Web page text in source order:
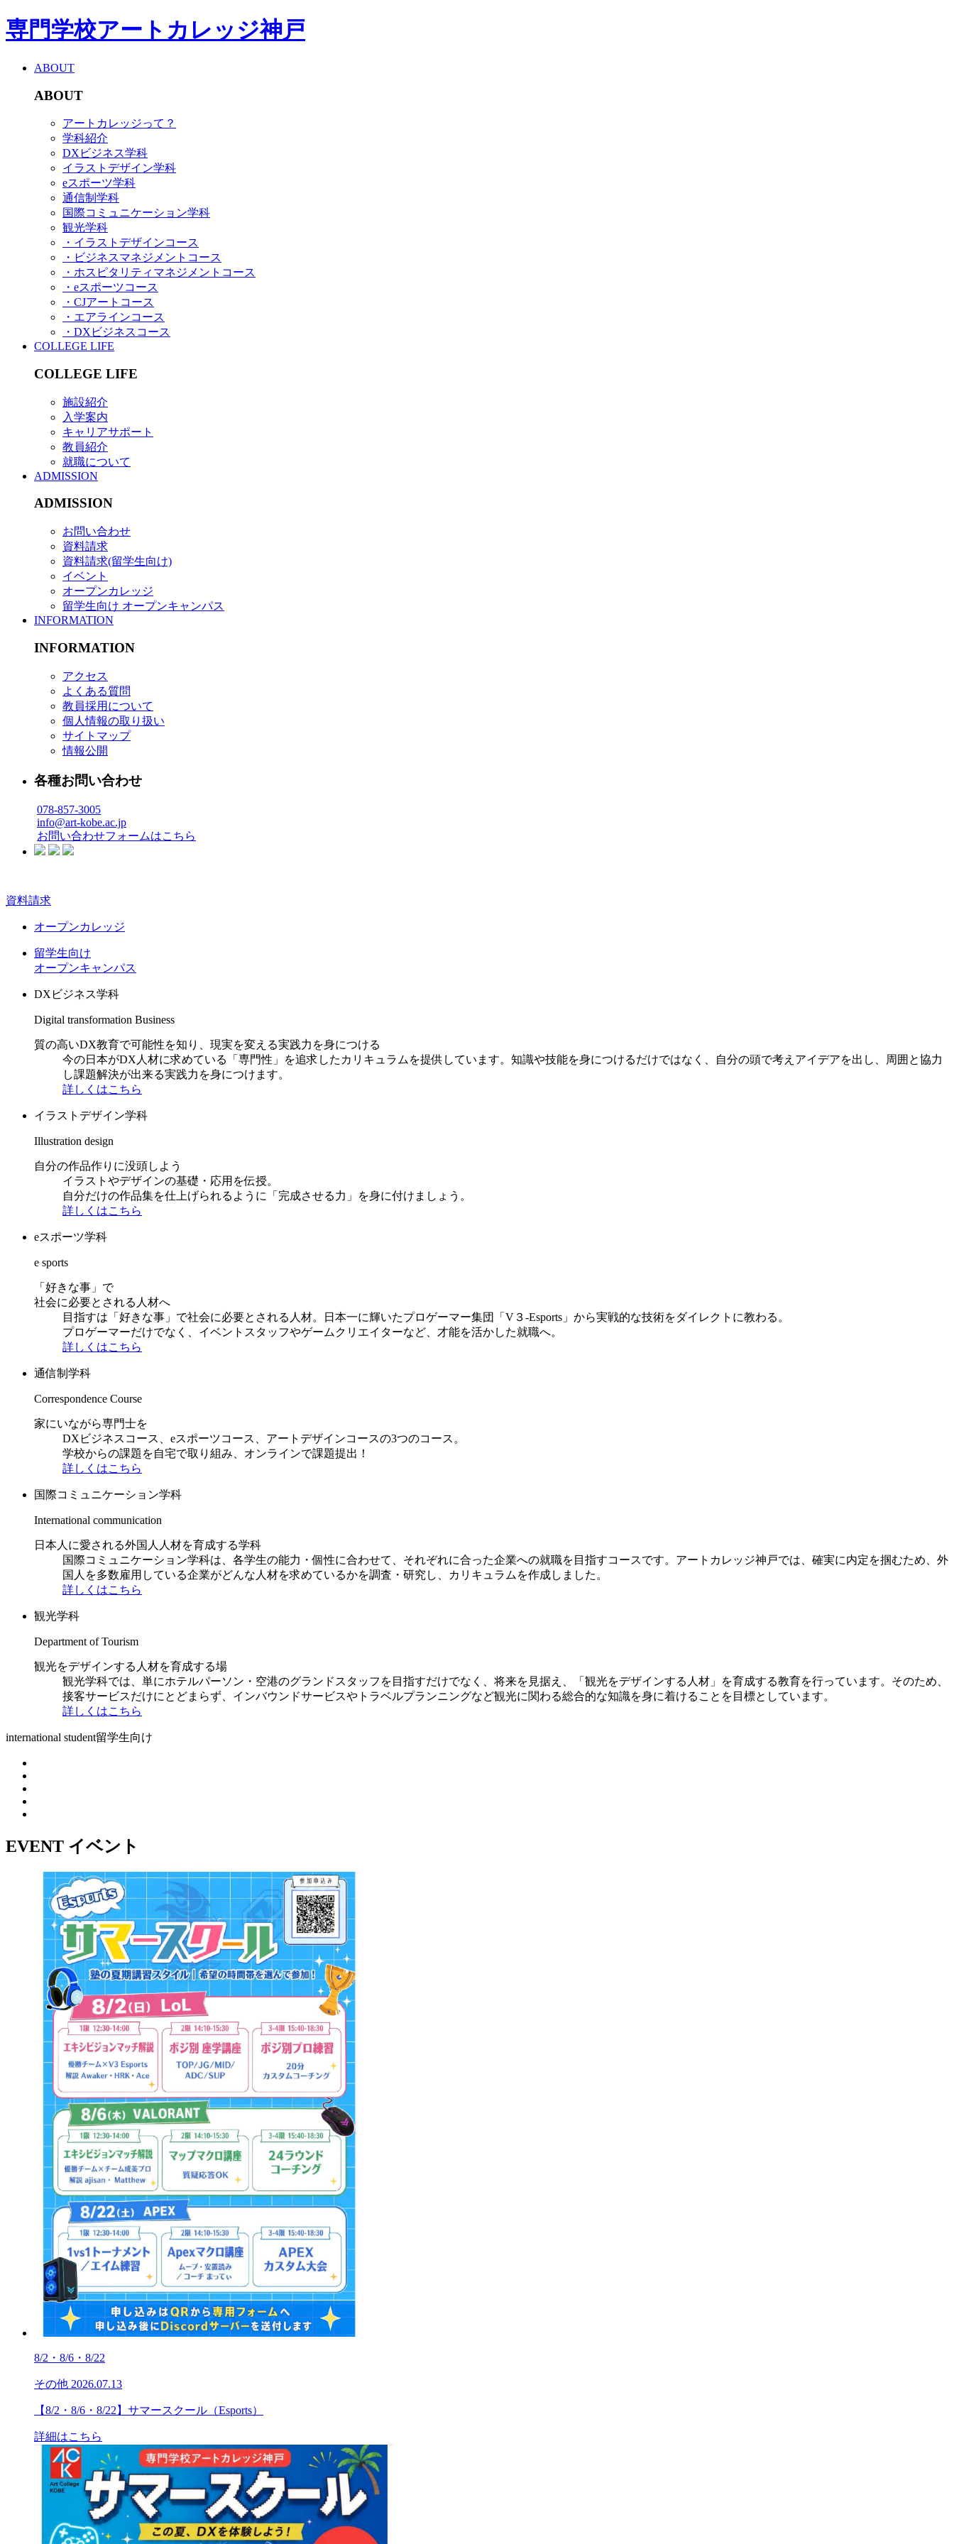
専門学校アートカレッジ神戸
ABOUT
ABOUT
アートカレッジって？
学科紹介
DXビジネス学科
イラストデザイン学科
eスポーツ学科
通信制学科
国際コミュニケーション学科
観光学科
・イラストデザインコース
・ビジネスマネジメントコース
・ホスピタリティマネジメントコース
・eスポーツコース
・CJアートコース
・エアラインコース
・DXビジネスコース
COLLEGE LIFE
COLLEGE LIFE
施設紹介
入学案内
キャリアサポート
教員紹介
就職について
ADMISSION
ADMISSION
お問い合わせ
資料請求
資料請求(留学生向け)
イベント
オープンカレッジ
留学生向け オープンキャンパス
INFORMATION
INFORMATION
アクセス
よくある質問
教員採用について
個人情報の取り扱い
サイトマップ
情報公開
各種お問い合わせ
078-857-3005
info@art-kobe.ac.jp
お問い合わせフォームはこちら
資料請求
オープンカレッジ
留学生向け
オープンキャンパス
DXビジネス学科
Digital transformation Business
質の高いDX教育で可能性を知り、現実を変える実践力を身につける
今の日本がDX人材に求めている「専門性」を追求したカリキュラムを提供しています。知識や技能を身につけるだけではなく、自分の頭で考えアイデアを出し、周囲と協力
し課題解決が出来る実践力を身につけます。
詳しくはこちら
イラストデザイン学科
Illustration design
自分の作品作りに没頭しよう
イラストやデザインの基礎・応用を伝授。
自分だけの作品集を仕上げられるように「完成させる力」を身に付けましょう。
詳しくはこちら
eスポーツ学科
e sports
「好きな事」で
社会に必要とされる人材へ
目指すは「好きな事」で社会に必要とされる人材。日本一に輝いたプロゲーマー集団「V３-Esports」から実戦的な技術をダイレクトに教わる。
プロゲーマーだけでなく、イベントスタッフやゲームクリエイターなど、才能を活かした就職へ。
詳しくはこちら
通信制学科
Correspondence Course
家にいながら専門士を
DXビジネスコース、eスポーツコース、アートデザインコースの3つのコース。
学校からの課題を自宅で取り組み、オンラインで課題提出！
詳しくはこちら
国際コミュニケーション学科
International communication
日本人に愛される外国人人材を育成する学科
国際コミュニケーション学科は、各学生の能力・個性に合わせて、それぞれに合った企業への就職を目指すコースです。アートカレッジ神戸では、確実に内定を掴むため、外
国人を多数雇用している企業がどんな人材を求めているかを調査・研究し、カリキュラムを作成しました。
詳しくはこちら
観光学科
Department of Tourism
観光をデザインする人材を育成する場
観光学科では、単にホテルパーソン・空港のグランドスタッフを目指すだけでなく、将来を見据え、「観光をデザインする人材」を育成する教育を行っています。そのため、
接客サービスだけにとどまらず、インバウンドサービスやトラベルプランニングなど観光に関わる総合的な知識を身に着けることを目標としています。
詳しくはこちら
international student留学生向け
EVENT イベント
8/2・8/6・8/22
その他 2026.07.13
【8/2・8/6・8/22】サマースクール（Esports）
詳細はこちら